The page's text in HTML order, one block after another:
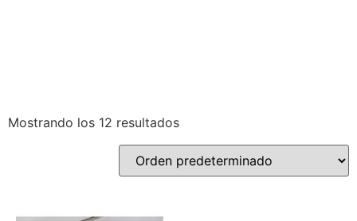
Mostrando los 12 resultados